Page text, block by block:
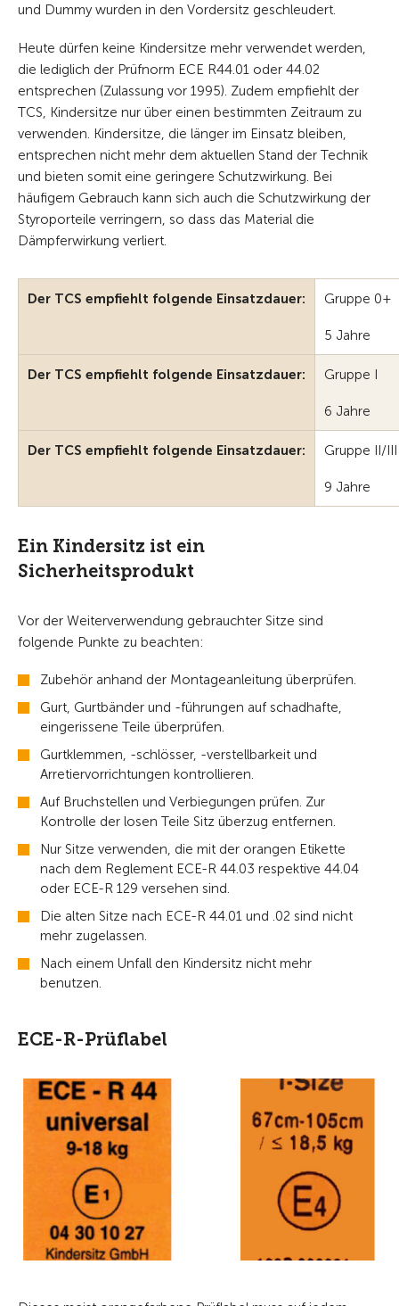
und Dummy wurden in den Vordersitz geschleudert.
Heute dürfen keine Kindersitze mehr verwendet werden,
die lediglich der Prüfnorm ECE R44.01 oder 44.02
entsprechen (Zulassung vor 1995). Zudem empfiehlt der
TCS, Kindersitze nur über einen bestimmten Zeitraum zu
verwenden. Kindersitze, die länger im Einsatz bleiben,
entsprechen nicht mehr dem aktuellen Stand der Technik
und bieten somit eine geringere Schutzwirkung. Bei
häufigem Gebrauch kann sich auch die Schutzwirkung der
Styroporteile verringern, so dass das Material die
Dämpferwirkung verliert.
Der TCS empfiehlt folgende Einsatzdauer: Gruppe 0+
5 Jahre
Der TCS empfiehlt folgende Einsatzdauer: Gruppe I
6 Jahre
Der TCS empfiehlt folgende Einsatzdauer: Gruppe II/III
9 Jahre
Ein Kindersitz ist ein
Sicherheitsprodukt
Vor der Weiterverwendung gebrauchter Sitze sind
folgende Punkte zu beachten:
Zubehör anhand der Montageanleitung überprüfen.
Gurt, Gurtbänder und -führungen auf schadhafte,
eingerissene Teile überprüfen.
Gurtklemmen, -schlösser, -verstellbarkeit und
Arretiervorrichtungen kontrollieren.
Auf Bruchstellen und Verbiegungen prüfen. Zur
Kontrolle der losen Teile Sitz überzug entfernen.
Nur Sitze verwenden, die mit der orangen Etikette
nach dem Reglement ECE-R 44.03 respektive 44.04
oder ECE-R 129 versehen sind.
Die alten Sitze nach ECE-R 44.01 und .02 sind nicht
mehr zugelassen.
Nach einem Unfall den Kindersitz nicht mehr
benutzen.
ECE-R-Prüflabel